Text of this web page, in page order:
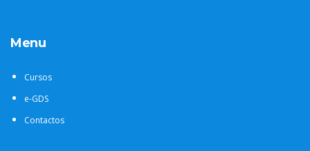
Menu
Cursos
e-GDS
Contactos